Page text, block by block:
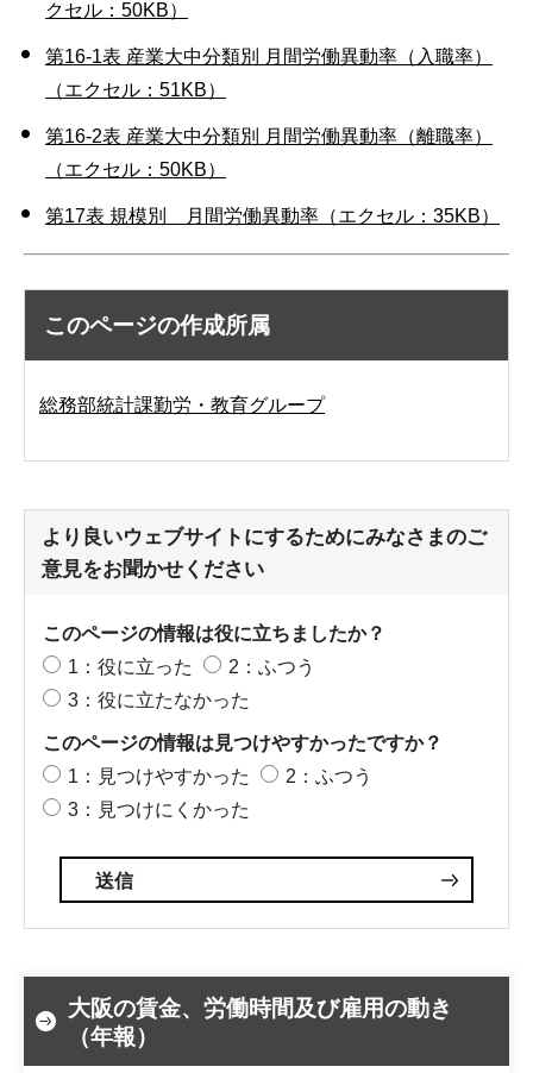
クセル：50KB）
第16-1表 産業大中分類別 月間労働異動率（入職率）
（エクセル：51KB）
第16-2表 産業大中分類別 月間労働異動率（離職率）
（エクセル：50KB）
第17表 規模別 月間労働異動率（エクセル：35KB）
このページの作成所属
総務部統計課勤労・教育グループ
より良いウェブサイトにするためにみなさまのご
意見をお聞かせください
このページの情報は役に立ちましたか？
1：役に立った
2：ふつう
3：役に立たなかった
このページの情報は見つけやすかったですか？
1：見つけやすかった
2：ふつう
3：見つけにくかった
大阪の賃金、労働時間及び雇用の動き
（年報）